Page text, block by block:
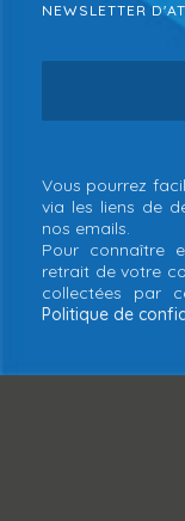
NEWSLETTER
Vous pourrez
via les liens de
nos emails.
Pour connaître
retrait de votre
collectées par
Politique de